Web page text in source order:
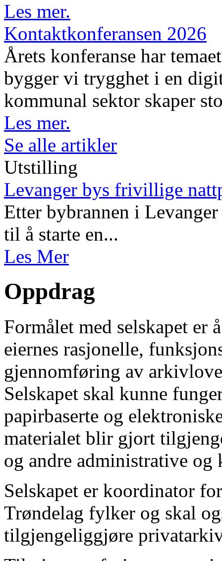
Les mer.
Kontaktkonferansen 2026
Årets konferanse har
bygger vi trygghet i en
kommunal sektor skaper
Les mer.
Se alle artikler
Utstilling
Levanger bys frivillige
Etter bybrannen i
til å starte en...
Les Mer
Oppdrag
Formålet med selskapet er
eiernes rasjonelle,
gjennomføring av
Selskapet skal kunne
papirbaserte og
materialet blir gjort
og andre administrative
Selskapet er koordinator
Trøndelag fylker og skal
tilgjengeliggjøre